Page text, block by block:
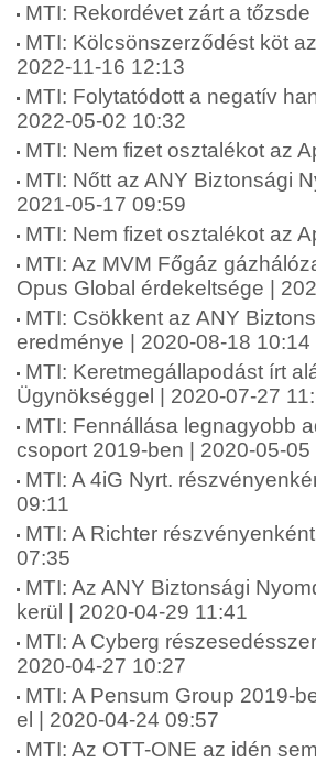
MTI: Rekordévet zárt a
MTI: Kölcsönszerződést köt
2022-11-16 12:13
MTI: Folytatódott a negatív
2022-05-02 10:32
MTI: Nem fizet osztalékot az
MTI: Nőtt az ANY Biztonsági
2021-05-17 09:59
MTI: Nem fizet osztalékot az
MTI: Az MVM Főgáz
Opus Global érdekeltsége |
MTI: Csökkent az ANY
eredménye | 2020-08-18 10:14
MTI: Keretmegállapodást írt
Ügynökséggel | 2020-07-27
MTI: Fennállása legnagyobb
csoport 2019-ben | 2020-05-05
MTI: A 4iG Nyrt.
09:11
MTI: A Richter
07:35
MTI: Az ANY Biztonsági
kerül | 2020-04-29 11:41
MTI: A Cyberg
2020-04-27 10:27
MTI: A Pensum Group 2019-
el | 2020-04-24 09:57
MTI: Az OTT-ONE az idén